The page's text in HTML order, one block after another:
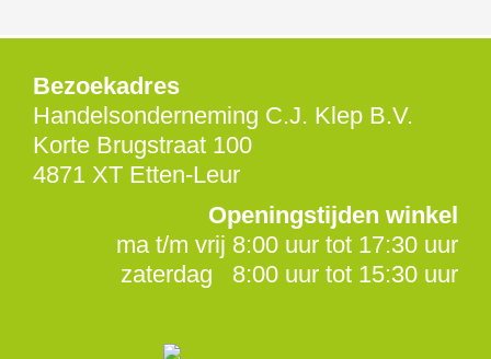
Bezoekadres
Handelsonderneming C.J. Klep B.V.
Korte Brugstraat 100
4871 XT Etten-Leur
Openingstijden winkel
ma t/m vrij 8:00 uur tot 17:30 uur
zaterdag 8:00 uur tot 15:30 uur